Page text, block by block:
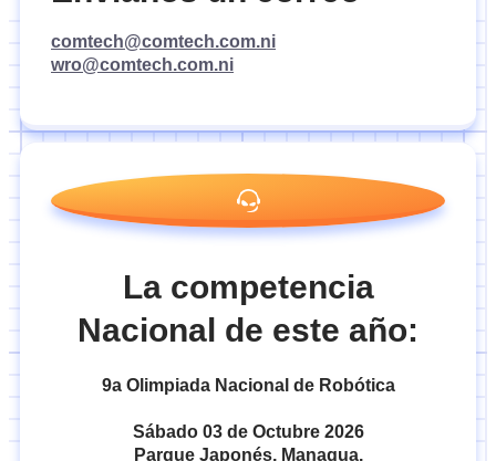
comtech@comtech.com.ni
wro@comtech.com.ni
La competencia
Nacional de este año:
9a Olimpiada Nacional de Robótica
Sábado 03 de Octubre 2026
Parque Japonés, Managua.